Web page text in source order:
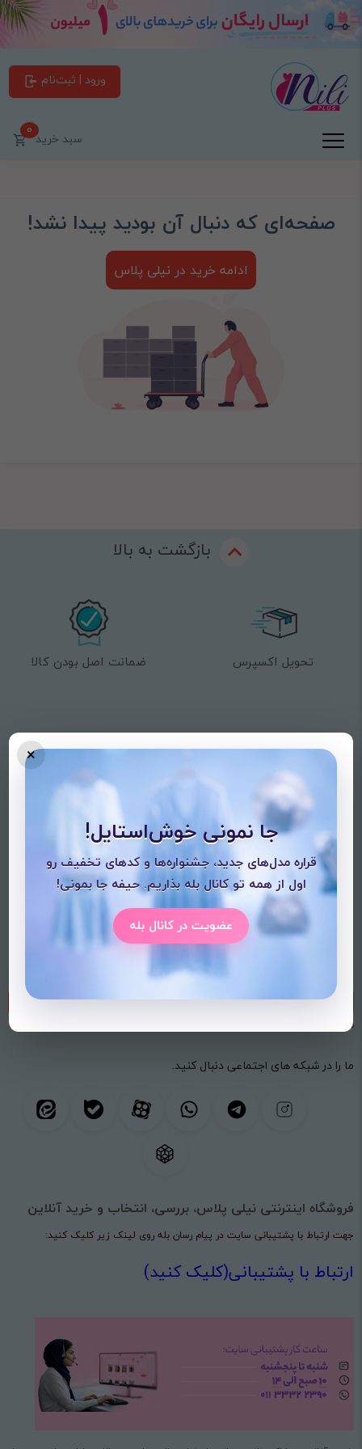
ورود | ثبت‌نام
سبد خرید0
صفحه‌ای که دنبال آن بودید پیدا نشد!
ادامه خرید در نیلی پلاس
بازگشت به بالا
تحویل اکسپرس ضمانت اصل بودن کالا
شرایط استفاده
حریم خصوصی
با نیلی پلاس
تماس با ما
درباره ما
از تخفیف‌ها و جدیدترین‌های فروشگاه باخبر شوید:
ارسال
نمونه: 09121231234
ما را در شبکه های اجتماعی دنبال کنید.
فروشگاه اینترنتی نیلی پلاس، بررسی، انتخاب و خرید آنلاین
جهت ارتباط با پشتیبانی سایت در پیام رسان بله روی لینک زیر کلیک کنید:
ارتباط با پشتیبانی(کلیک کنید)
×
جا نمونی خوش‌استایل!
قراره مدل‌های جدید، جشنواره‌ها و کدهای تخفیف رو
اول از همه تو کانال بله بذاریم. حیفه جا بمونی!
عضویت در کانال بله